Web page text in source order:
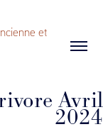
Avril
2024